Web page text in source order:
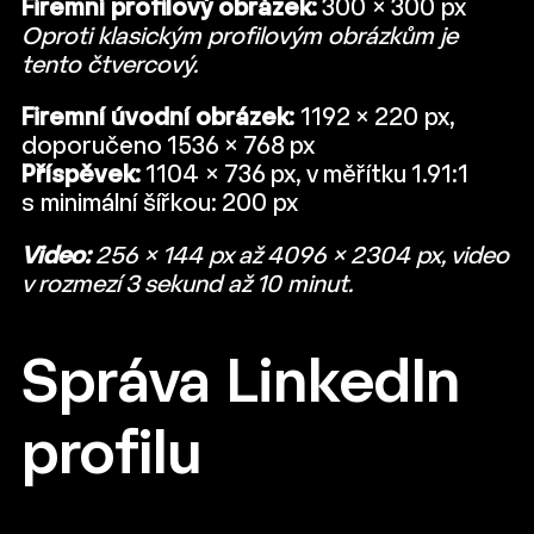
Firemní profilový obrázek: 300 × 300 px
Oproti klasickým profilovým obrázkům je
tento čtvercový.
Firemní úvodní obrázek: 1192 × 220 px,
doporučeno 1536 × 768 px
Příspěvek: 1104 × 736 px, v měřítku 1.91:1
s minimální šířkou: 200 px
Video:256 × 144 px až 4096 × 2304 px, video
v rozmezí 3 sekund až 10 minut.
Správa LinkedIn
profilu